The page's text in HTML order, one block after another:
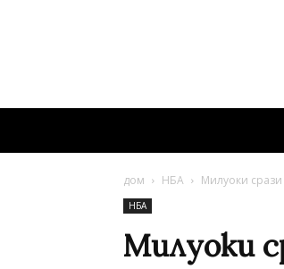
дом НБА Милуоки срази
НБА
Милуоки